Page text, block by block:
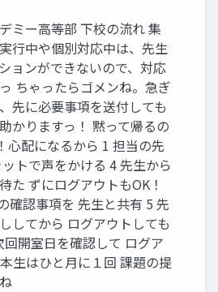
ミー高等部 下校の流れ 集
行中や個別対応中は、先生
ョンができないので、対応
ちゃったらゴメンね。急ぎ
先に必要事項を送付しても
かりますっ！ 黙って帰るの
心配になるから 1 担当の先
トで声をかける 4 先生から
た ずにログアウトもOK！
確認事項を 先生と共有 5 先
してから ログアウトしても
回開室日を確認して ログア
生はひと月に１回 課題の提